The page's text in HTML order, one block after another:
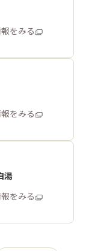
をみる
をみる
湯
をみる